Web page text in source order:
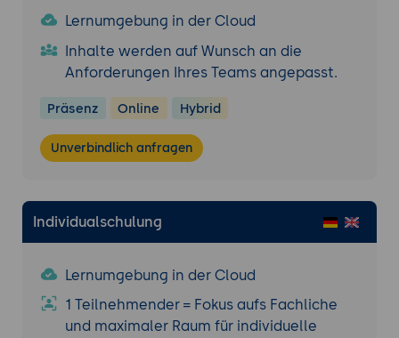
Lernumgebung in der Cloud
Inhalte werden auf Wunsch an die
Anforderungen Ihres Teams angepasst.
Präsenz Online Hybrid
Unverbindlich anfragen
Individualschulung
Lernumgebung in der Cloud
1 Teilnehmender = Fokus aufs Fachliche
und maximaler Raum für individuelle